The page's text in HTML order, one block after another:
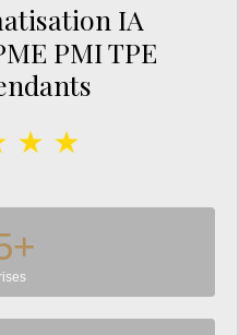
IA
PMI TPE
★ ★
+